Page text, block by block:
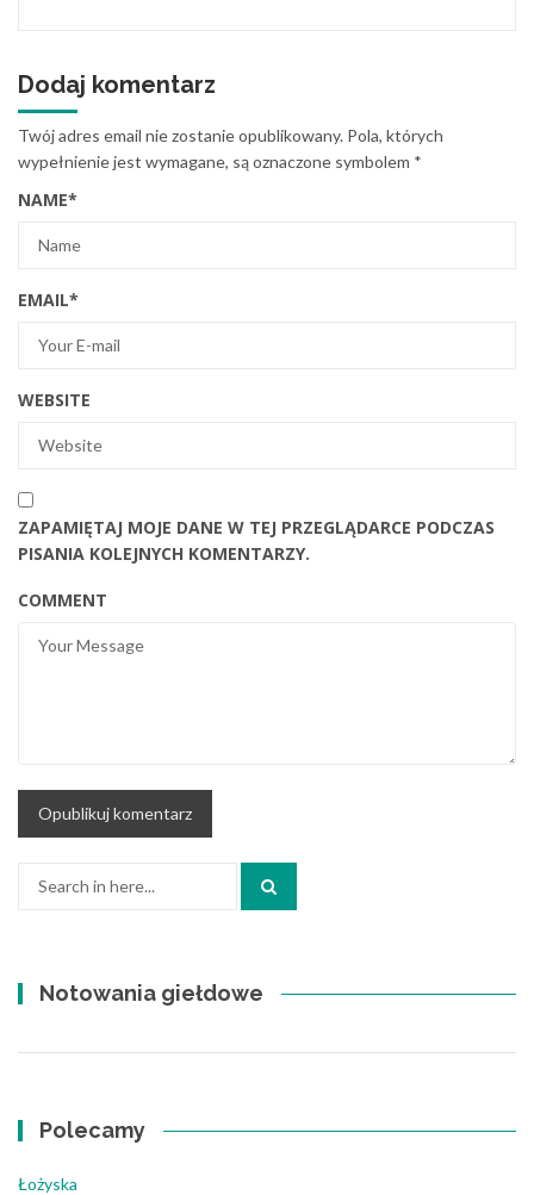
Dodaj komentarz
Twój adres email nie zostanie opublikowany. Pola, których
wypełnienie jest wymagane, są oznaczone symbolem *
NAME*
EMAIL*
WEBSITE
ZAPAMIĘTAJ MOJE DANE W TEJ PRZEGLĄDARCE PODCZAS
PISANIA KOLEJNYCH KOMENTARZY.
COMMENT
Notowania giełdowe
Polecamy
Łożyska